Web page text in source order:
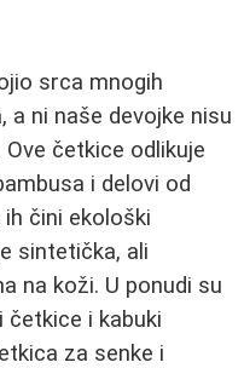
srca mnogih
a ni naše devojke nisu
četkice odlikuje
i delovi od
čini ekološki
sintetička, ali
na koži. U ponudi su
i kabuki
za senke i